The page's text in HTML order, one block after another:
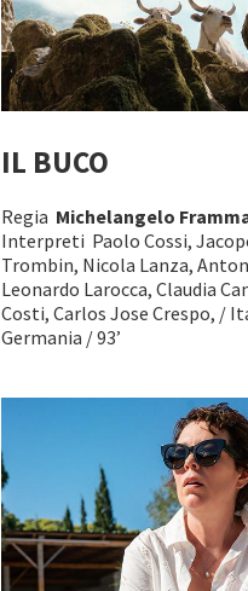
IL BUCO
Regia Michelangelo
Interpreti Paolo Cossi,
Trombin, Nicola Lanza,
Leonardo Larocca, Claudia
Costi, Carlos Jose Crespo, /
Germania / 93’